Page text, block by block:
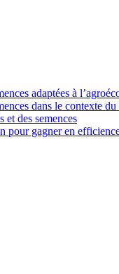
adaptées à
dans le contexte
et des semences
pour gagner en